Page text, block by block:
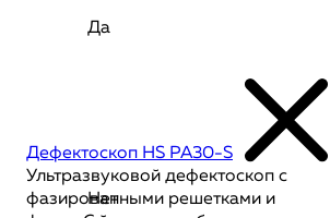
Дефектоскоп HS PA30-S
Ультразвуковой дефектоскоп с
фазированными решетками и
Да
Нет